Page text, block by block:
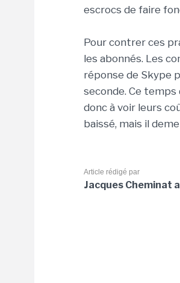
escrocs de faire
Pour contrer ces
les abonnés. Les
réponse de Skype
seconde. Ce
donc à voir leurs
baissé, mais il
Article rédigé par
Jacques Cheminat